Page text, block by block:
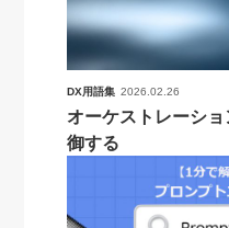
DX用語集 2026.02.26
オーケストレーシ
御する